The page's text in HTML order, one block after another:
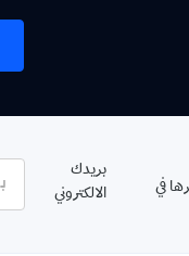
في
بريدك
الالكتروني